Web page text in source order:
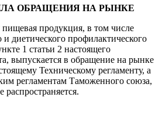
ОБРАЩЕНИЯ НА РЫНКЕ
продукция, в том числе
и диетического профилактического
1 статьи 2 настоящего
выпускается в обращение на рынке
Техническому регламенту, а
регламентам Таможенного союза,
распространяется.